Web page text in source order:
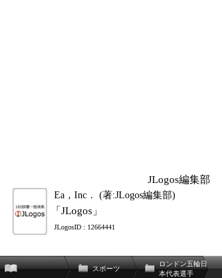
JLogos編集部
Ea，Inc． (著:JLogos編集部)
「JLogos」
JLogosID : 12664441
スポーツ
ロンドン五輪日
本代表選手